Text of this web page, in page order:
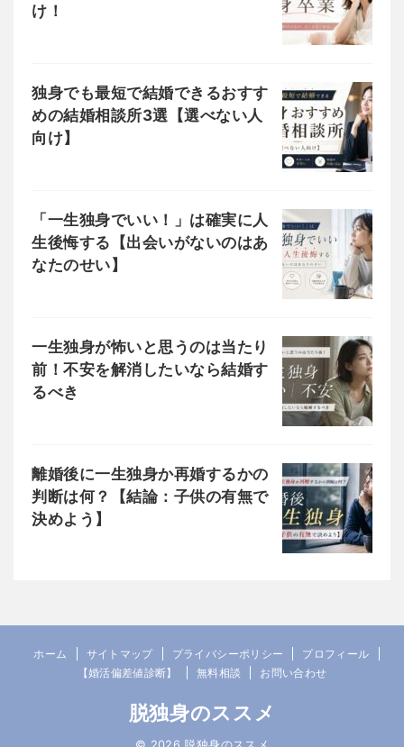
け！
独身でも最短で結婚できるおすす
めの結婚相談所3選【選べない人
向け】
「一生独身でいい！」は確実に人
生後悔する【出会いがないのはあ
なたのせい】
一生独身が怖いと思うのは当たり
前！不安を解消したいなら結婚す
るべき
離婚後に一生独身か再婚するかの
判断は何？【結論：子供の有無で
決めよう】
ホーム サイトマップ プライバシーポリシー
プロフィール
【婚活偏差値診断】
無料相談 お問い合わせ
脱独身のススメ